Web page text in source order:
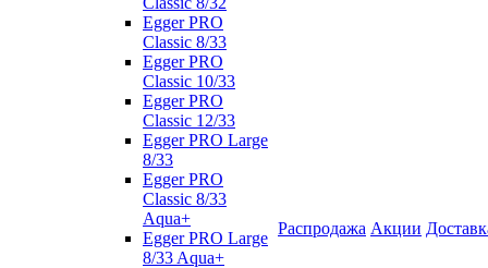
Egger PRO
Classic 8/33
Egger PRO
Classic 10/33
Egger PRO
Classic 12/33
Egger PRO Large
8/33
Egger PRO
Classic 8/33
Aqua+
Egger PRO Large
8/33 Aqua+
Распродажа Акции